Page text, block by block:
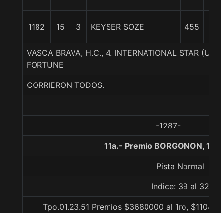
1182 15 3 KEYSER SOZE 455
VASCA BRAVA, H.C., 4. INTERNATIONAL STAR
FORTUNE
CORRIERON TODOS.
-1287-
11a.- Premio BORGONON,
Pista Normal
Indice: 39 al 32
Tpo.01.23.51 Premios $3680000 al 1ro,